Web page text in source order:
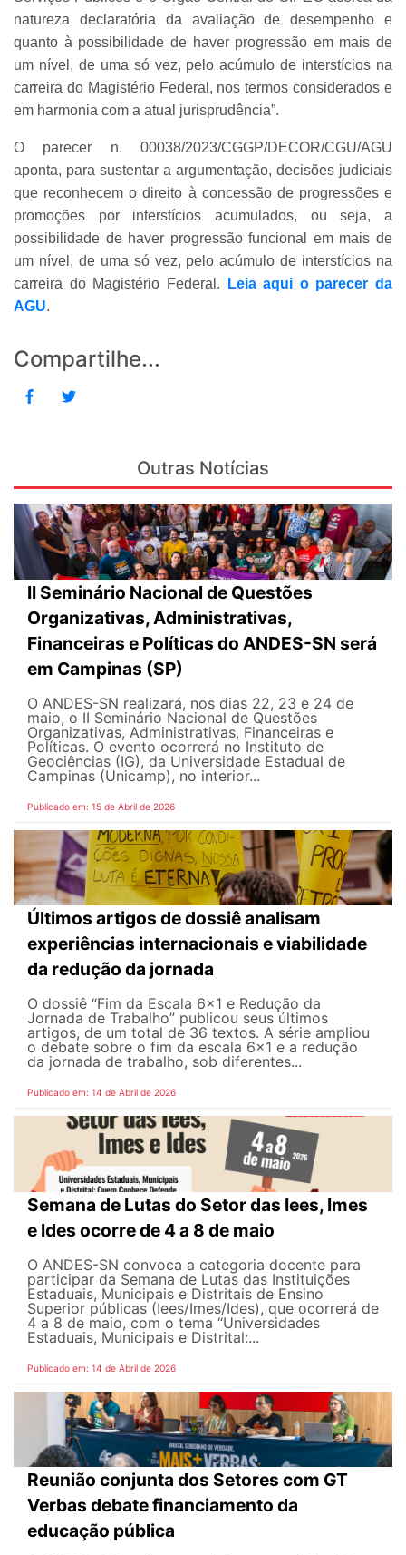
natureza declaratória da avaliação de desempenho e
quanto à possibilidade de haver progressão em mais de
um nível, de uma só vez, pelo acúmulo de interstícios na
carreira do Magistério Federal, nos termos considerados e
em harmonia com a atual jurisprudência”.
O parecer n. 00038/2023/CGGP/DECOR/CGU/AGU
aponta, para sustentar a argumentação, decisões judiciais
que reconhecem o direito à concessão de progressões e
promoções por interstícios acumulados, ou seja, a
possibilidade de haver progressão funcional em mais de
um nível, de uma só vez, pelo acúmulo de interstícios na
carreira do Magistério Federal.
Leia aqui o parecer da
AGU.
Compartilhe...
Outras Notícias
II Seminário Nacional de Questões
Organizativas, Administrativas,
Financeiras e Políticas do ANDES-SN será
em Campinas (SP)
O ANDES-SN realizará, nos dias 22, 23 e 24 de
maio, o II Seminário Nacional de Questões
Organizativas, Administrativas, Financeiras e
Políticas. O evento ocorrerá no Instituto de
Geociências (IG), da Universidade Estadual de
Campinas (Unicamp), no interior...
Publicado em: 15 de Abril de 2026
Últimos artigos de dossiê analisam
experiências internacionais e viabilidade
da redução da jornada
O dossiê “Fim da Escala 6×1 e Redução da
Jornada de Trabalho” publicou seus últimos
artigos, de um total de 36 textos. A série ampliou
o debate sobre o fim da escala 6x1 e a redução
da jornada de trabalho, sob diferentes...
Publicado em: 14 de Abril de 2026
Semana de Lutas do Setor das Iees, Imes
e Ides ocorre de 4 a 8 de maio
O ANDES-SN convoca a categoria docente para
participar da Semana de Lutas das Instituições
Estaduais, Municipais e Distritais de Ensino
Superior públicas (Iees/Imes/Ides), que ocorrerá de
4 a 8 de maio, com o tema “Universidades
Estaduais, Municipais e Distrital:...
Publicado em: 14 de Abril de 2026
Reunião conjunta dos Setores com GT
Verbas debate financiamento da
educação pública